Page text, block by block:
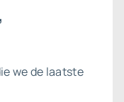
we de laatste